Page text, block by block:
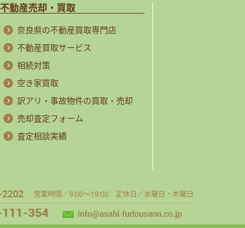
不動産売却・買取
奈良県の不動産買取専門店
不動産買取サービス
相続対策
空き家買取
訳アリ・事故物件の買取・売却
売却査定フォーム
査定相談実績
営業時間／9:00～19:00 定休日／水曜日・木曜日